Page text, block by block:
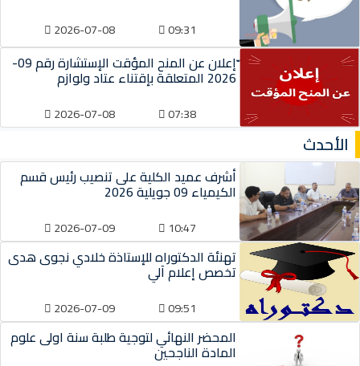
09:31
2026-07-08
ّإعلان عن المنح المؤقت الإستشارة رقم 09-
2026 المتعلقة بإقتناء عتاد ولوازم
07:38
2026-07-08
الأحدث
أشرف عميد الكلية على تنصيب رئيس قسم
الكيمياء 09 جويلية 2026
10:47
2026-07-09
تهنئة الدكتوراه للإستاذة خلادي نجوى هدى
تخصص إعلام آلي
09:51
2026-07-09
المحضر النهائي لتوجية طلبة سنة اولى علوم
المادة الناجحين